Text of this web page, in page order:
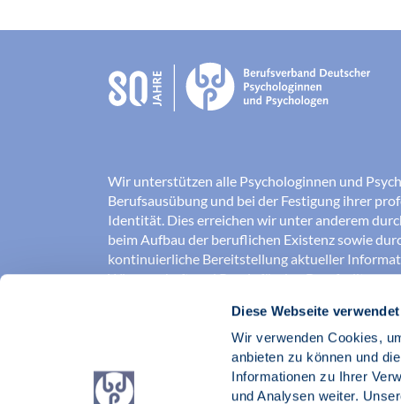
Diese Webseite
Wir verwenden Cookies,
anbieten zu können und
Informationen zu Ihrer
und Analysen weiter.
Wir unterstützen alle Psychologinnen und
Berufsausübung und bei der Festigung ihrer
Identität. Dies erreichen wir unter anderem
beim Aufbau der beruflichen Existenz sowie
kontinuierliche Bereitstellung aktueller
Wissenschaft und Praxis für den Berufsalltag.
Wir erschließen und sichern Berufsfelder und
Erkenntnisse der Psychologie kompetent und
umgesetzt werden. Darüber hinaus stärken wir
Psychologinnen und Psychologen in der
vertreten eigene berufspolitische Positionen in